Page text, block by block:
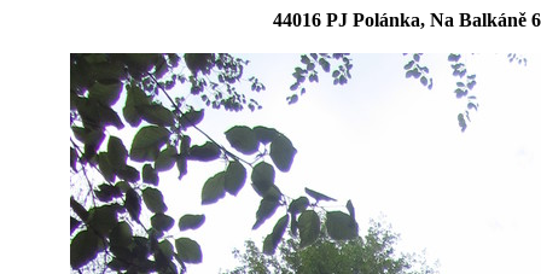
44016 PJ Polánka, Na Balkáně